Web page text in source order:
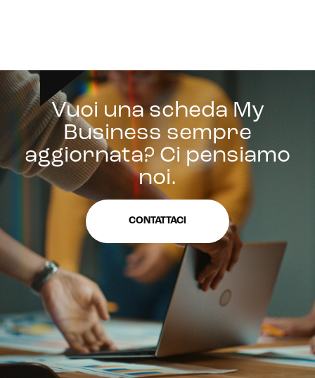
Vuoi una scheda My
Business sempre
aggiornata? Ci pensiamo
noi.
CONTATTACI